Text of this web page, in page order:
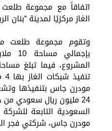
اتفاقاً مع مجموعة
الغاز مركزيًا لمدينة “بنان
وتقوم مجموعة طلعت
المشروع، فيما تبلغ
مودرن جاس بتنفيذها
24 مليون ريال سعودي
السعودية التابعة
مودرن جاس، شركتي فجر